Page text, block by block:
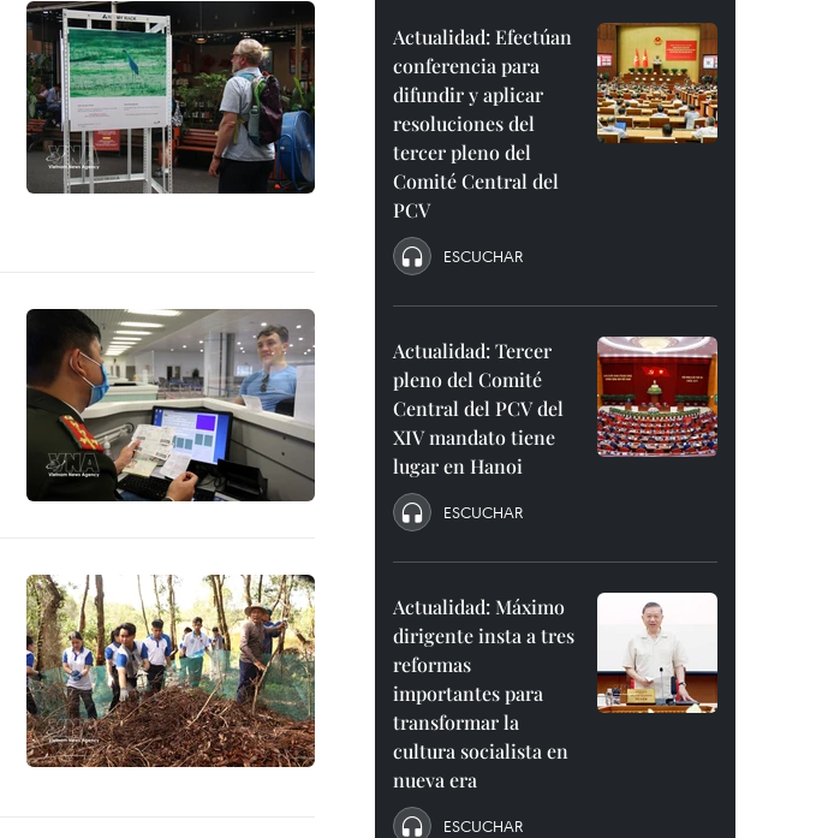
Actualidad: Efectúan
conferencia para
difundir y aplicar
resoluciones del
tercer pleno del
Comité Central del
PCV
ESCUCHAR
Actualidad: Tercer
pleno del Comité
Central del PCV del
XIV mandato tiene
lugar en Hanoi
ESCUCHAR
Actualidad: Máximo
dirigente insta a tres
reformas
importantes para
transformar la
cultura socialista en
nueva era
ESCUCHAR